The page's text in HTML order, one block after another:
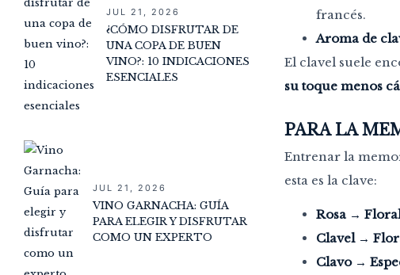
JUL 21, 2026
¿CÓMO DISFRUTAR DE
UNA COPA DE BUEN
VINO?: 10 INDICACIONES
ESENCIALES
JUL 21, 2026
VINO GARNACHA: GUÍA
PARA ELEGIR Y DISFRUTAR
COMO UN EXPERTO
francés.
Aroma de
El clavel suele
su toque menos
PARA LA
Entrenar la
esta es la clave:
Rosa →
Clavel →
Clavo →